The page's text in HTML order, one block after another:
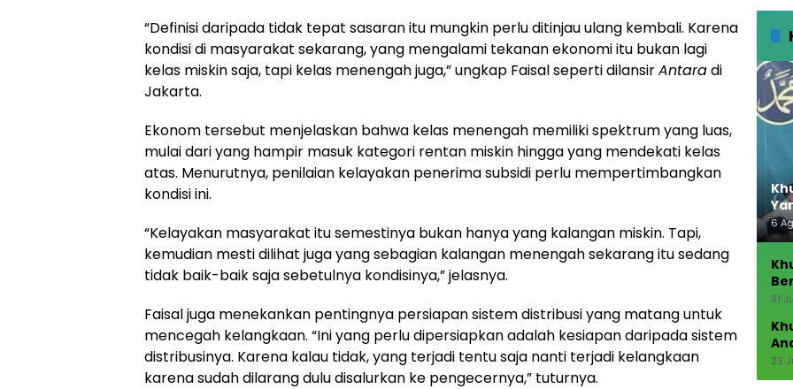
“Definisi daripada tidak tepat sasaran itu mungkin perlu ditinjau ulang kembali. Karena
kondisi di masyarakat sekarang, yang mengalami tekanan ekonomi itu bukan lagi
kelas miskin saja, tapi kelas menengah juga,” ungkap Faisal seperti dilansirAntaradi
Jakarta.
Ekonom tersebut menjelaskan bahwa kelas menengah memiliki spektrum yang luas,
mulai dari yang hampir masuk kategori rentan miskin hingga yang mendekati kelas
atas. Menurutnya, penilaian kelayakan penerima subsidi perlu mempertimbangkan
kondisi ini.
“Kelayakan masyarakat itu semestinya bukan hanya yang kalangan miskin. Tapi,
kemudian mesti dilihat juga yang sebagian kalangan menengah sekarang itu sedang
tidak baik-baik saja sebetulnya kondisinya,” jelasnya.
Faisal juga menekankan pentingnya persiapan sistem distribusi yang matang untuk
mencegah kelangkaan. “Ini yang perlu dipersiapkan adalah kesiapan daripada sistem
distribusinya. Karena kalau tidak, yang terjadi tentu saja nanti terjadi kelangkaan
karena sudah dilarang dulu disalurkan ke pengecernya,” tuturnya.
6
31
23